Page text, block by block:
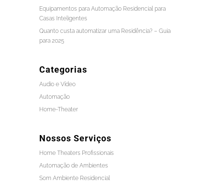
Equipamentos para Automação Residencial para
Casas Inteligentes
Quanto custa automatizar uma Residência? – Guia
para 2025
Categorias
Audio e Vídeo
Automação
Home-Theater
Nossos Serviços
Home Theaters Profissionais
Automação de Ambientes
Som Ambiente Residencial